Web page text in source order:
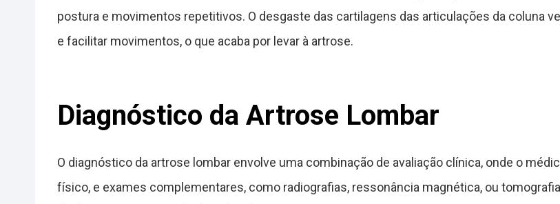
postura e movimentos repetitivos. O desgaste das cartilagens das articulações da coluna
e facilitar movimentos, o que acaba por levar à artrose.
Diagnóstico da Artrose Lombar
O diagnóstico da artrose lombar envolve uma combinação de avaliação clínica, onde o
físico, e exames complementares, como radiografias, ressonância magnética, ou